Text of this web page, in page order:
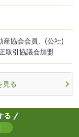
産協会会員、(公社)
取引協議会加盟
見る
る